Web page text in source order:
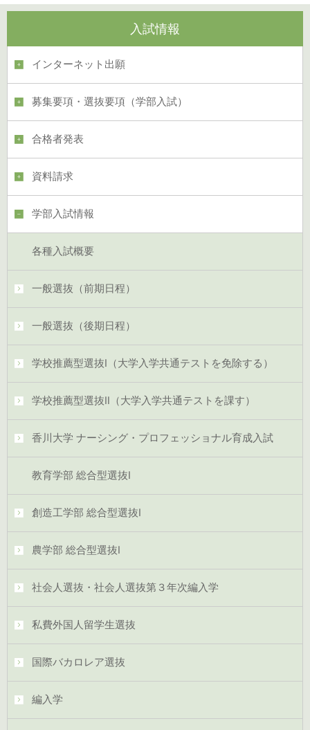
入試情報
インターネット出願
募集要項・選抜要項（学部入試）
合格者発表
資料請求
学部入試情報
各種入試概要
一般選抜（前期日程）
一般選抜（後期日程）
学校推薦型選抜Ⅰ（大学入学共通テストを免除する）
学校推薦型選抜Ⅱ（大学入学共通テストを課す）
香川大学 ナーシング・プロフェッショナル育成入試
教育学部 総合型選抜Ⅰ
創造工学部 総合型選抜Ⅰ
農学部 総合型選抜Ⅰ
社会人選抜・社会人選抜第３年次編入学
私費外国人留学生選抜
国際バカロレア選抜
編入学